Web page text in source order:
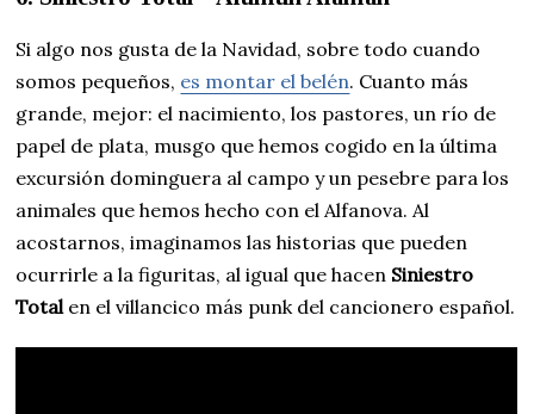
Si algo nos gusta de la Navidad, sobre todo cuando
somos pequeños, es montar el belén. Cuanto más
grande, mejor: el nacimiento, los pastores, un río de
papel de plata, musgo que hemos cogido en la última
excursión dominguera al campo y un pesebre para los
animales que hemos hecho con el Alfanova. Al
acostarnos, imaginamos las historias que pueden
ocurrirle a la figuritas, al igual que hacen Siniestro
Totalen el villancico más punk del cancionero español.